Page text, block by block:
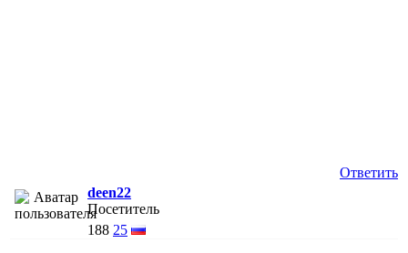
Ответить
deen22
Посетитель
188 25